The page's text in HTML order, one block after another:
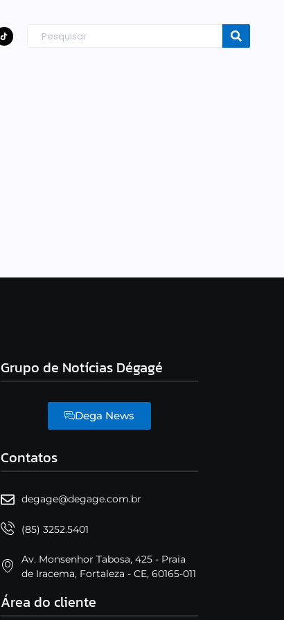
Grupo de Notícias Dégagé
Dega News
Contatos
degage@degage.com.br
(85) 3252.5401
Av. Monsenhor Tabosa, 425 - Praia
de Iracema, Fortaleza - CE, 60165-011
Área do cliente